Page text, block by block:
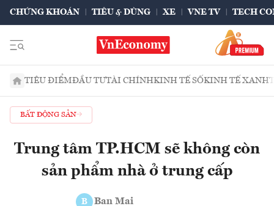
CHỨNG KHOÁN TIÊU & DÙNG XE VNE TV TECH
TIÊU ĐIỂMĐẦU TƯTÀI CHÍNHKINH TẾ SỐKINH TẾ XANH
BẤT ĐỘNG SẢN
Trung tâm TP.HCM sẽ không còn
sản phẩm nhà ở trung cấp
B Ban Mai